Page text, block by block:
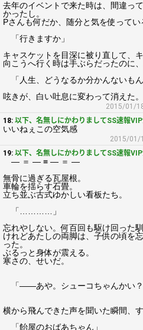
去年のイベントで来た時は、間違っ
かったし。
Pさんも何だか、随分と気を使ってい
「行きますか」
キャスケットを目深に被り直して、
向こうへ行く時は手ぶらだったのに
「人生、どうなるか分かんないもん
呟きが、白い吐息に変わって消えた。
2015/01/
18: 以下、名無しにかわりましてSS速報
いいねぇこの空気感
2015/01/
19: 以下、名無しにかわりましてSS速報
― ＝ ― ≡ ― ＝ ―
無骨に過ぎる瓦屋根。
車輪を揺らす石畳。
立ち並ぶ古式ゆかしい看板たち。
「…………」
忘れやしない。何百回も駆け回った
けれどあたしの両脚は、子供の頃を
った。
ぶるっと身体が震える。
寒さの、せいだ。
「――あや。シューコちゃんかい？
横から飛んできた声を聞いた瞬間、す
「飴屋のおばあちゃん」